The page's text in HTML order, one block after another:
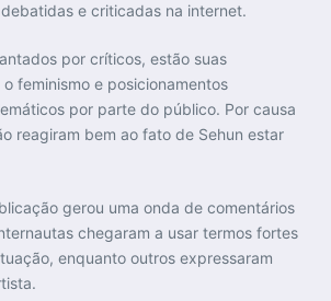
e criticadas na internet.
por críticos, estão suas
feminismo e posicionamentos
por parte do público. Por causa
reagiram bem ao fato de Sehun estar
gerou uma onda de comentários
chegaram a usar termos fortes
enquanto outros expressaram